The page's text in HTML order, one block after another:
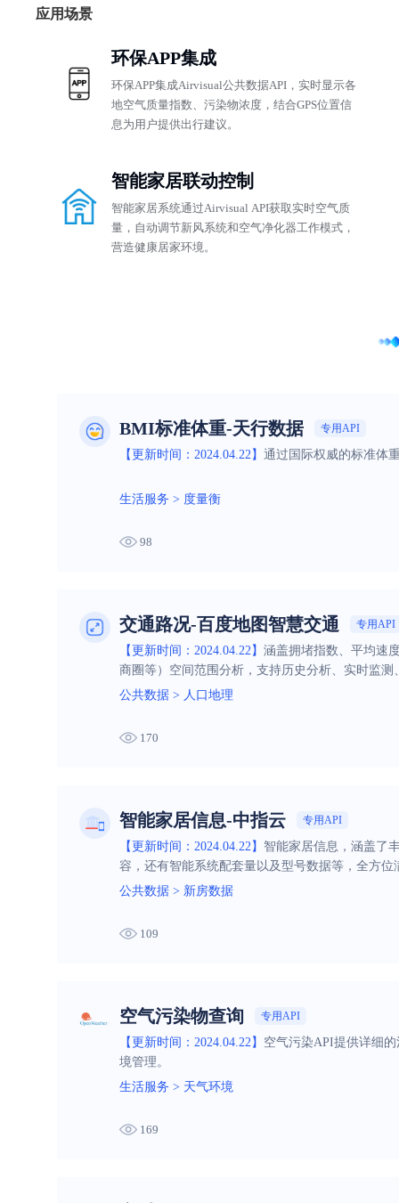
应用场景
环保APP集成
环保APP集成Airvisual公共数据API，实时显示各
地空气质量指数、污染物浓度，结合GPS位置信
息为用户提供出行建议。
智能家居联动控制
智能家居系统通过Airvisual API获取实时空气质
量，自动调节新风系统和空气净化器工作模式，
营造健康居家环境。
BMI标准体重-天行数据 专用API
【更新时间：2024.04.22】 通过国际权威的标准体
生活服务 > 度量衡
98
交通路况-百度地图智慧交通 专用API
【更新时间：2024.04.22】 涵盖拥堵指数、平均速
商圈等）空间范围分析，支持历史分析、实时监
公共数据 > 人口地理
170
智能家居信息-中指云 专用API
【更新时间：2024.04.22】 智能家居信息，涵盖了
容，还有智能系统配套量以及型号数据等，全方
公共数据 > 新房数据
109
空气污染物查询 专用API
【更新时间：2024.04.22】 空气污染API提供详细
境管理。
生活服务 > 天气环境
169